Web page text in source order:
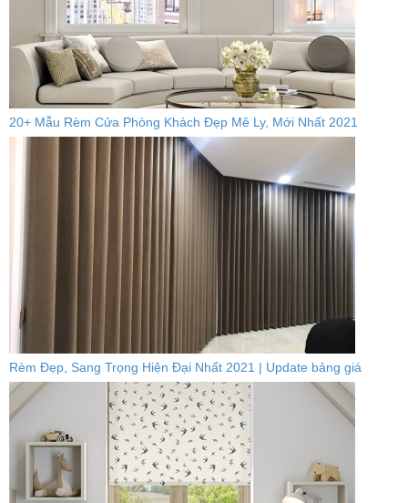
20+ Mẫu Rèm Cửa Phòng Khách Đẹp Mê Ly, Mới Nhất 2021
Rèm Đẹp, Sang Trọng Hiện Đại Nhất 2021 | Update bảng giá